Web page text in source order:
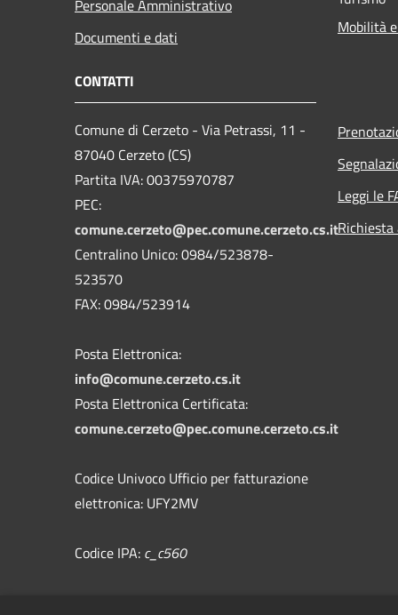
Personale Amministrativo
Documenti e dati
Mobilità
CONTATTI
Comune di Cerzeto - Via Petrassi, 11 -
87040 Cerzeto (CS)
Partita IVA: 00375970787
PEC:
comune.cerzeto@pec.comune.cerzeto.cs.it
Centralino Unico: 0984/523878-
523570
FAX: 0984/523914
Posta Elettronica:
info@comune.cerzeto.cs.it
Posta Elettronica Certificata:
comune.cerzeto@pec.comune.cerzeto.cs.it
Codice Univoco Ufficio per fatturazione
elettronica: UFY2MV
Codice IPA: c_c560
Leggi le
Richiesta